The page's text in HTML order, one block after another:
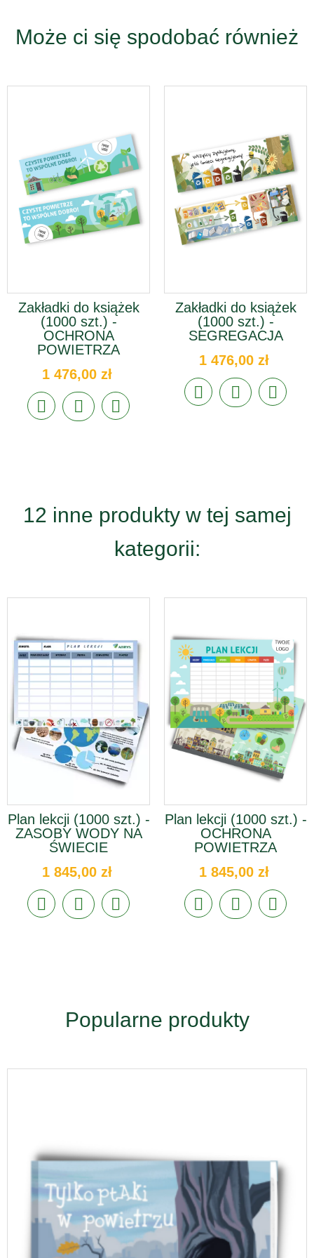
Może ci się spodobać również
Zakładki do książek
(1000 szt.) -
OCHRONA
POWIETRZA
1 476,00 zł
Zakładki do książek
(1000 szt.) -
SEGREGACJA
1 476,00 zł
12 inne produkty w tej samej
kategorii:
Plan lekcji (1000 szt.) -
ZASOBY WODY NA
ŚWIECIE
1 845,00 zł
Plan lekcji (1000 szt.) -
OCHRONA
POWIETRZA
1 845,00 zł
Popularne produkty